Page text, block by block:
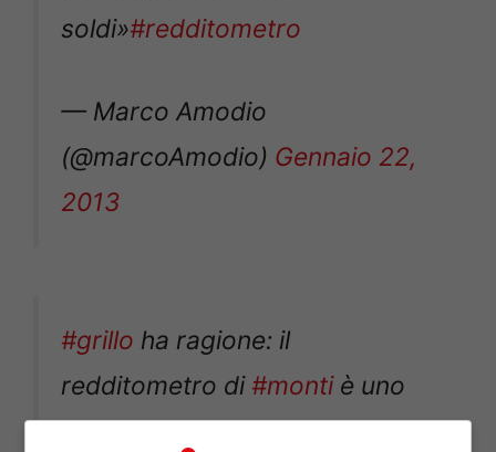
soldi»#redditometro
— Marco Amodio
(@marcoAmodio) Gennaio 22,
2013
#grillo ha ragione: il
redditometro di #montiè uno
studio di settore sulle famiglie.